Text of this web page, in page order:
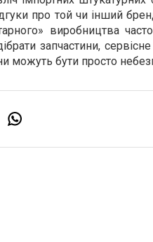
про той чи інший
виробництва
запчастини,
можуть бути просто